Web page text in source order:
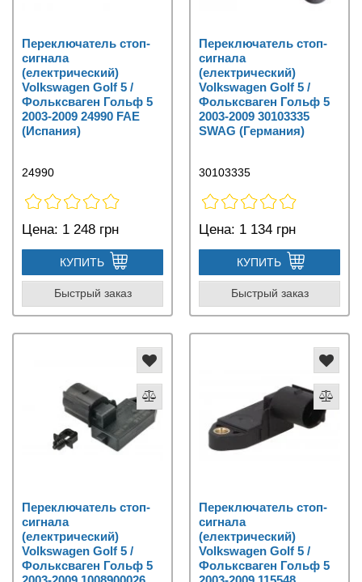
Переключатель стоп-
сигнала
(електрический)
Volkswagen Golf 5 /
Фольксваген Гольф 5
2003-2009 24990 FAE
(Испания)
24990
Цена: 1 248 грн
КУПИТЬ
Быстрый заказ
Переключатель стоп-
сигнала
(електрический)
Volkswagen Golf 5 /
Фольксваген Гольф 5
2003-2009 30103335
SWAG (Германия)
30103335
Цена: 1 134 грн
КУПИТЬ
Быстрый заказ
Переключатель стоп-
сигнала
(електрический)
Volkswagen Golf 5 /
Фольксваген Гольф 5
Переключатель стоп-
сигнала
(електрический)
Volkswagen Golf 5 /
Фольксваген Гольф 5